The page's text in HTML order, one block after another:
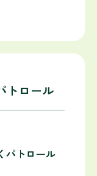
トロール
パトロール